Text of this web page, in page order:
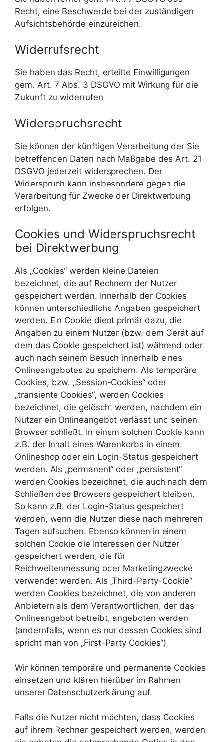
Recht, eine Beschwerde bei der zuständigen
Aufsichtsbehörde einzureichen.
Widerrufsrecht
Sie haben das Recht, erteilte Einwilligungen
gem. Art. 7 Abs. 3 DSGVO mit Wirkung für die
Zukunft zu widerrufen
Widerspruchsrecht
Sie können der künftigen Verarbeitung der Sie
betreffenden Daten nach Maßgabe des Art. 21
DSGVO jederzeit widersprechen. Der
Widerspruch kann insbesondere gegen die
Verarbeitung für Zwecke der Direktwerbung
erfolgen.
Cookies und Widerspruchsrecht
bei Direktwerbung
Als „Cookies“ werden kleine Dateien
bezeichnet, die auf Rechnern der Nutzer
gespeichert werden. Innerhalb der Cookies
können unterschiedliche Angaben gespeichert
werden. Ein Cookie dient primär dazu, die
Angaben zu einem Nutzer (bzw. dem Gerät auf
dem das Cookie gespeichert ist) während oder
auch nach seinem Besuch innerhalb eines
Onlineangebotes zu speichern. Als temporäre
Cookies, bzw. „Session-Cookies“ oder
„transiente Cookies“, werden Cookies
bezeichnet, die gelöscht werden, nachdem ein
Nutzer ein Onlineangebot verlässt und seinen
Browser schließt. In einem solchen Cookie kann
z.B. der Inhalt eines Warenkorbs in einem
Onlineshop oder ein Login-Status gespeichert
werden. Als „permanent“ oder „persistent“
werden Cookies bezeichnet, die auch nach dem
Schließen des Browsers gespeichert bleiben.
So kann z.B. der Login-Status gespeichert
werden, wenn die Nutzer diese nach mehreren
Tagen aufsuchen. Ebenso können in einem
solchen Cookie die Interessen der Nutzer
gespeichert werden, die für
Reichweitenmessung oder Marketingzwecke
verwendet werden. Als „Third-Party-Cookie“
werden Cookies bezeichnet, die von anderen
Anbietern als dem Verantwortlichen, der das
Onlineangebot betreibt, angeboten werden
(andernfalls, wenn es nur dessen Cookies sind
spricht man von „First-Party Cookies“).
Wir können temporäre und permanente Cookies
einsetzen und klären hierüber im Rahmen
unserer Datenschutzerklärung auf.
Falls die Nutzer nicht möchten, dass Cookies
auf ihrem Rechner gespeichert werden, werden